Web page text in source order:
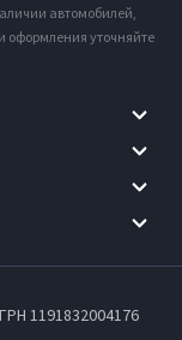
автомобилей,
оформления уточняйте
1191832004176